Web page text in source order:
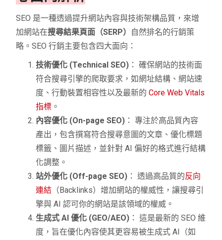
SEO 是一種透過提升網站內容與技術架構品質，來增
加網站在搜尋結果頁面（SERP） 自然排名的行銷策
略。SEO 行銷主要包含四大面向：
技術優化 (Technical SEO) ： 確保網站的技術面
符合搜尋引擎的爬取要求，如網址結構、網站速
度、行動裝置相容性以及最新的Core Web Vitals
指標 。
內容優化 (On-page SEO) ： 專注於高品質內容
產出，包含撰寫符合搜尋意圖的文章、優化標題
標籤、圖片描述，並針對 AI 偏好的格式進行結構
化調整。
站外優化 (Off-page SEO) ： 透過高品質的反向
連結 （Backlinks）增加網站的權威性，讓搜尋引
擎與 AI 認可你的網站是該領域的權威。
生成式 AI 優化 (GEO/AEO) ： 這是最新的 SEO 維
度，旨在優化內容使其更容易被生成式 AI（如